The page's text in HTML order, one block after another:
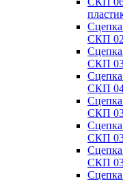
Сцепка
СКП
Сцепка
СКП
Сцепка
СКП
Сцепка
СКП
Сцепка
СКП
Сцепка
СКП
Сцепка